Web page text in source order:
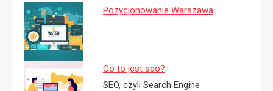
Pozycjonowanie Warszawa
Co to jest seo?
SEO, czyli Search Engine